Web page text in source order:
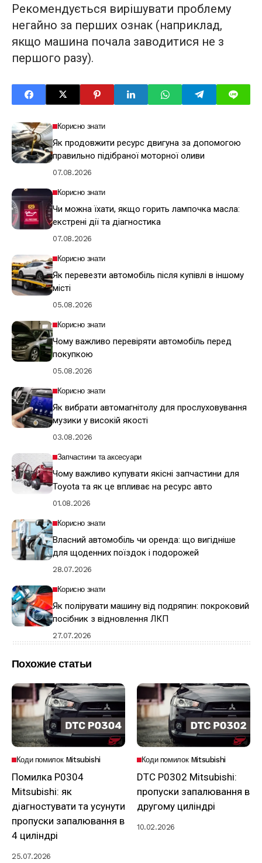
Рекомендується вирішувати проблему
негайно за перших ознак (наприклад,
якщо машина почала заводитися не з
першого разу).
Корисно знати
Як продовжити ресурс двигуна за допомогою
правильно підібраної моторної оливи
07.08.2026
Корисно знати
Чи можна їхати, якщо горить лампочка масла:
екстрені дії та діагностика
07.08.2026
Корисно знати
Як перевезти автомобіль після купівлі в іншому
місті
05.08.2026
Корисно знати
Чому важливо перевіряти автомобіль перед
покупкою
05.08.2026
Корисно знати
Як вибрати автомагнітолу для прослуховування
музики у високій якості
03.08.2026
Запчастини та аксесуари
Чому важливо купувати якісні запчастини для
Toyota та як це впливає на ресурс авто
01.08.2026
Корисно знати
Власний автомобіль чи оренда: що вигідніше
для щоденних поїздок і подорожей
28.07.2026
Корисно знати
Як полірувати машину від подряпин: покроковий
посібник з відновлення ЛКП
27.07.2026
Похожие статьи
Коди помилок Mitsubishi
Помилка P0304
Mitsubishi: як
діагностувати та усунути
пропуски запалювання в
4 циліндрі
25.07.2026
Коди помилок Mitsubishi
DTC P0302 Mitsubishi:
пропуски запалювання в
другому циліндрі
10.02.2026